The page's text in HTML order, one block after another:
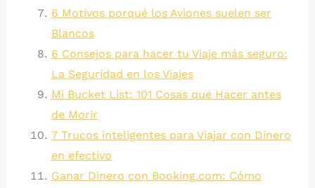
6 Motivos porqué los Aviones suelen ser
Blancos
6 Consejos para hacer tu Viaje más seguro:
La Seguridad en los Viajes
Mi Bucket List: 101 Cosas que Hacer antes
de Morir
7 Trucos inteligentes para Viajar con Dinero
en efectivo
Ganar Dinero con Booking.com: Cómo